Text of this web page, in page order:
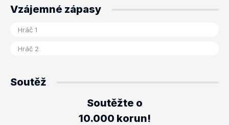
Vzájemné zápasy
Soutěž
Soutěžte o
10.000 korun!